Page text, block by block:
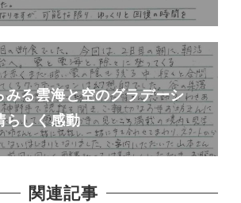
みる雲海と空のグラデーシ
らしく感動
関連記事